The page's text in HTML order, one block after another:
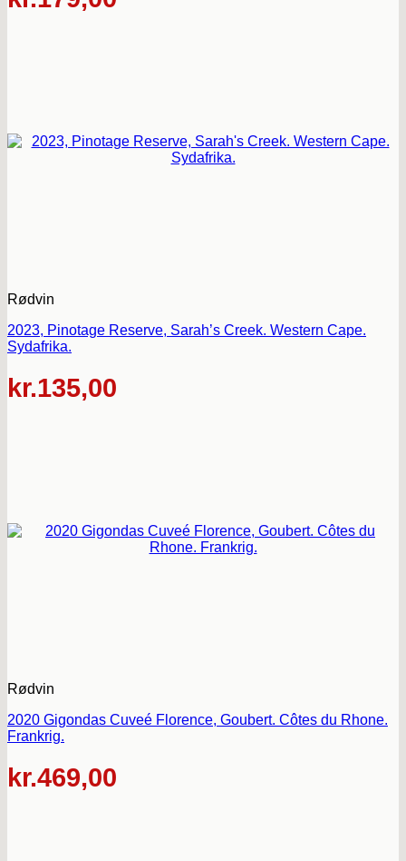
Rødvin
2023, Pinotage Reserve, Sarah’s Creek. Western Cape.
Sydafrika.
kr.135,00
Rødvin
2020 Gigondas Cuveé Florence, Goubert. Côtes du Rhone.
Frankrig.
kr.469,00